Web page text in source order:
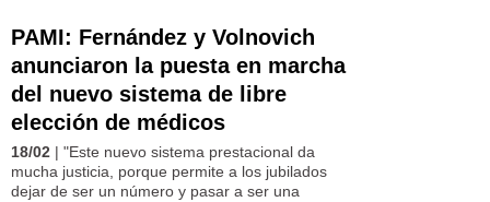
PAMI: Fernández y Volnovich
anunciaron la puesta en marcha
del nuevo sistema de libre
elección de médicos
18/02 | "Este nuevo sistema prestacional da
mucha justicia, porque permite a los jubilados
dejar de ser un número y pasar a ser una